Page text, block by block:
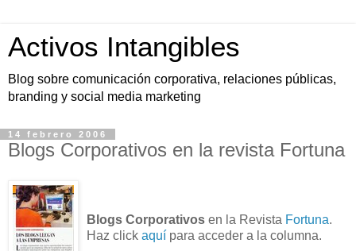
Activos Intangibles
Blog sobre comunicación corporativa, relaciones públicas,
branding y social media marketing
14 febrero 2006
Blogs Corporativos en la revista Fortuna
Blogs Corporativos en la Revista Fortuna.
Haz click aquí para acceder a la columna.